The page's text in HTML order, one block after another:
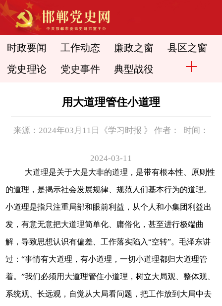
时政要闻 工作动态 廉政之窗 县区之窗
党史理论 党史事件 典型战役
用大道理管住小道理
来源：2024年03月11日《学习时报 》 作者： 时间：
2024-03-11
大道理是关于大是大非的道理，是带有根本性、原则性
的道理，是揭示社会发展规律、规范人们基本行为的道理。
小道理是指只注重局部和眼前利益，从个人和小集团利益出
发，有意无意把大道理简单化、庸俗化，甚至进行极端曲
解，导致思想认识有偏差、工作落实陷入“空转”。毛泽东讲
过：“事情有大道理，有小道理，一切小道理都归大道理管
着。”我们必须用大道理管住小道理，树立大局观、整体观、
系统观、长远观，自觉从大局看问题，把工作放到大局中去